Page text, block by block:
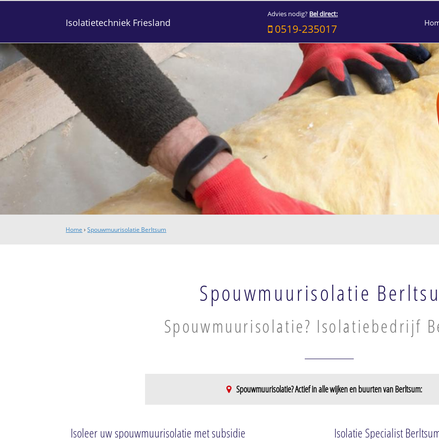
Isolatietechniek Friesland
Advies nodig? Bel direct:
0519-235017
Home ›Spouwmuurisolatie Berltsum
Spouwmuurisolatie
Spouwmuurisolatie? Isolatiebedrijf
Spouwmuurisolatie? Actief in alle wijken en buurten van Berltsum:
Wier
Isoleer uw spouwmuurisolatie met subsidie Isolatie Specialist